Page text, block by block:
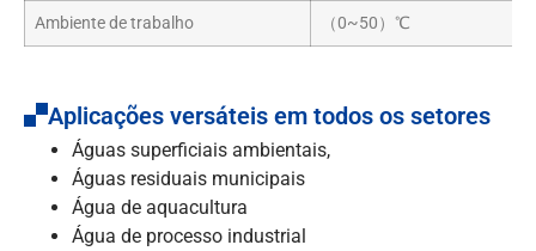
Ambiente de trabalho （0~50）℃
Aplicações versáteis em todos os setores
Águas superficiais ambientais,
Águas residuais municipais
Água de aquacultura
Água de processo industrial